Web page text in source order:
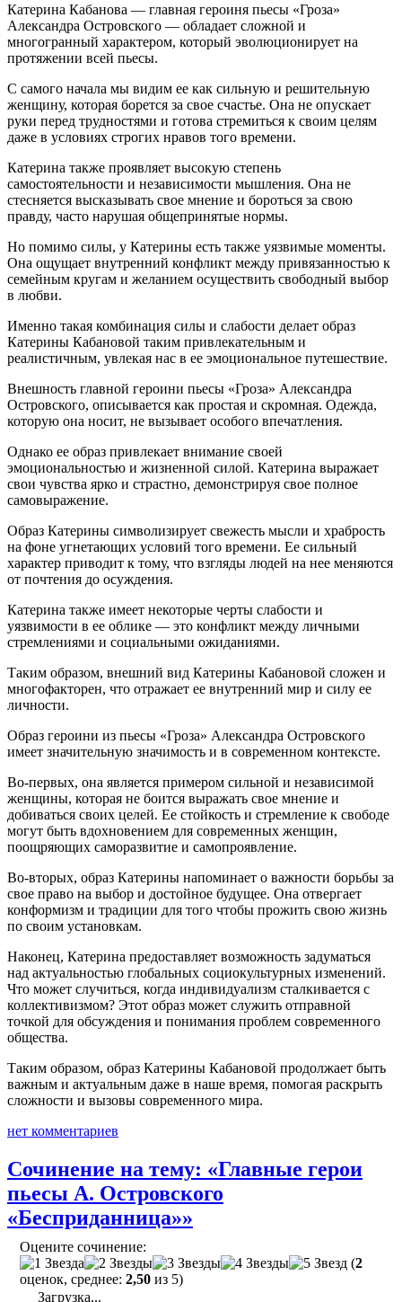
Катерина Кабанова — главная героиня пьесы «Гроза»
Александра Островского — обладает сложной и
многогранный характером, который эволюционирует на
протяжении всей пьесы.
С самого начала мы видим ее как сильную и решительную
женщину, которая борется за свое счастье. Она не опускает
руки перед трудностями и готова стремиться к своим целям
даже в условиях строгих нравов того времени.
Катерина также проявляет высокую степень
самостоятельности и независимости мышления. Она не
стесняется высказывать свое мнение и бороться за свою
правду, часто нарушая общепринятые нормы.
Но помимо силы, у Катерины есть также уязвимые моменты.
Она ощущает внутренний конфликт между привязанностью к
семейным кругам и желанием осуществить свободный выбор
в любви.
Именно такая комбинация силы и слабости делает образ
Катерины Кабановой таким привлекательным и
реалистичным, увлекая нас в ее эмоциональное путешествие.
Внешность главной героини пьесы «Гроза» Александра
Островского, описывается как простая и скромная. Одежда,
которую она носит, не вызывает особого впечатления.
Однако ее образ привлекает внимание своей
эмоциональностью и жизненной силой. Катерина выражает
свои чувства ярко и страстно, демонстрируя свое полное
самовыражение.
Образ Катерины символизирует свежесть мысли и храбрость
на фоне угнетающих условий того времени. Ее сильный
характер приводит к тому, что взгляды людей на нее меняются
от почтения до осуждения.
Катерина также имеет некоторые черты слабости и
уязвимости в ее облике — это конфликт между личными
стремлениями и социальными ожиданиями.
Таким образом, внешний вид Катерины Кабановой сложен и
многофакторен, что отражает ее внутренний мир и силу ее
личности.
Образ героини из пьесы «Гроза» Александра Островского
имеет значительную значимость и в современном контексте.
Во-первых, она является примером сильной и независимой
женщины, которая не боится выражать свое мнение и
добиваться своих целей. Ее стойкость и стремление к свободе
могут быть вдохновением для современных женщин,
поощряющих саморазвитие и самопроявление.
Во-вторых, образ Катерины напоминает о важности борьбы за
свое право на выбор и достойное будущее. Она отвергает
конформизм и традиции для того чтобы прожить свою жизнь
по своим установкам.
Наконец, Катерина предоставляет возможность задуматься
над актуальностью глобальных социокультурных изменений.
Что может случиться, когда индивидуализм сталкивается с
коллективизмом? Этот образ может служить отправной
точкой для обсуждения и понимания проблем современного
общества.
Таким образом, образ Катерины Кабановой продолжает быть
важным и актуальным даже в наше время, помогая раскрыть
сложности и вызовы современного мира.
нет комментариев
Сочинение на тему: «Главные герои
пьесы А. Островского
«Бесприданница»»
Оцените сочинение:
(2
оценок, среднее: 2,50 из 5)
Загрузка...